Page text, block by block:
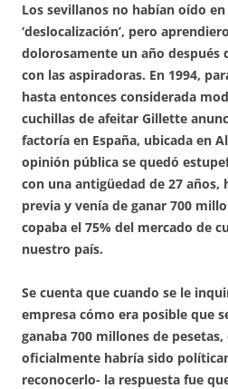
Los sevillanos no habían oído
‘deslocalización’, pero
dolorosamente un año después
con las aspiradoras. En 1994,
hasta entonces considerada
cuchillas de afeitar Gillette
factoría en España, ubicada en
opinión pública se quedó
con una antigüedad de 27 años,
previa y venía de ganar 700
copaba el 75% del mercado de
nuestro país.
Se cuenta que cuando se le
empresa cómo era posible que
ganaba 700 millones de
oficialmente habría sido
reconocerlo- la respuesta fue